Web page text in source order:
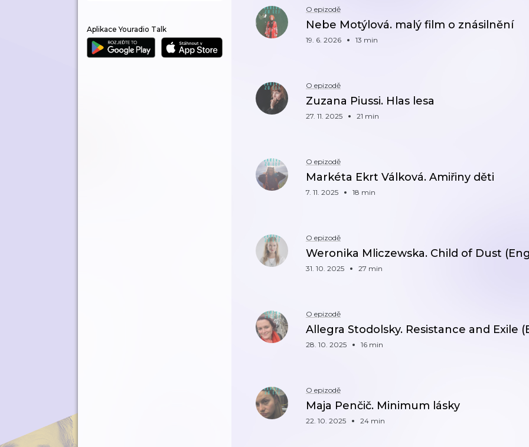
Aplikace Youradio Talk
O epizodě
Nebe Motýlová. malý film o znásilnění
19. 6. 2026 13 min
O epizodě
Zuzana Piussi. Hlas lesa
27. 11. 2025 21 min
O epizodě
Markéta Ekrt Válková. Amiřiny děti
7. 11. 2025 18 min
O epizodě
Weronika Mliczewska. Child of Dust
31. 10. 2025 27 min
O epizodě
Allegra Stodolsky. Resistance and Exile
28. 10. 2025 16 min
O epizodě
Maja Penčič. Minimum lásky
22. 10. 2025 24 min